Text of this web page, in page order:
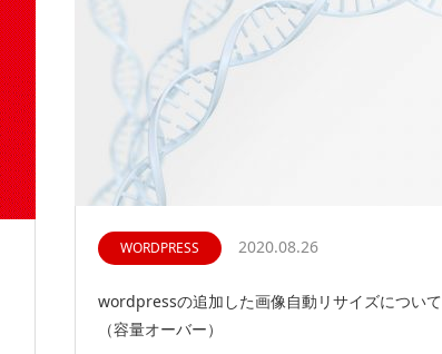
WORDPRESS 2020.08.26
wordpressの追加した画像自動リサイズについて
（容量オーバー）